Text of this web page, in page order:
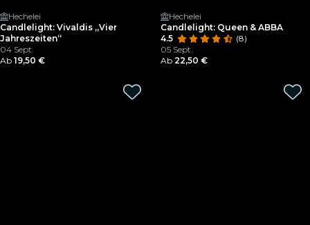
Hechelei
Candlelight: Vivaldis „Vier
Jahreszeiten“
04 Sept.
Ab 19,50 €
Hechelei
Candlelight: Queen & ABBA
4.5
(8)
05 Sept.
Ab 22,50 €